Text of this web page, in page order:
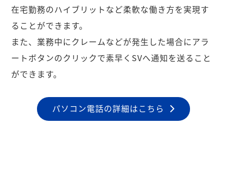
在宅勤務のハイブリットなど柔軟な働き方を実現す
ることができます。
また、業務中にクレームなどが発生した場合にアラ
ートボタンのクリックで素早くSVへ通知を送ること
ができます。
パソコン電話の詳細はこちら